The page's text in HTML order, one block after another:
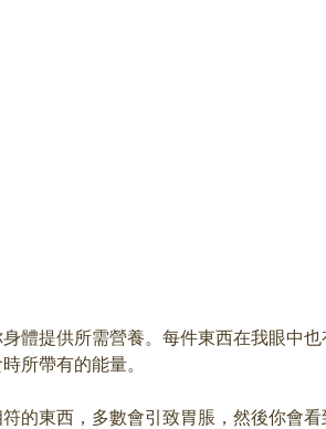
體提供所需營養。每件東西在我眼中
所帶有的能量。
的東西，多數會引致胃脹，然後你會